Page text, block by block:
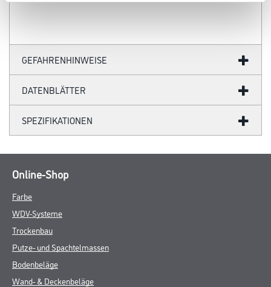
GEFAHRENHINWEISE
DATENBLÄTTER
SPEZIFIKATIONEN
Online-Shop
Farbe
WDV-Systeme
Trockenbau
Putze- und Spachtelmassen
Bodenbeläge
Wand- & Deckenbeläge